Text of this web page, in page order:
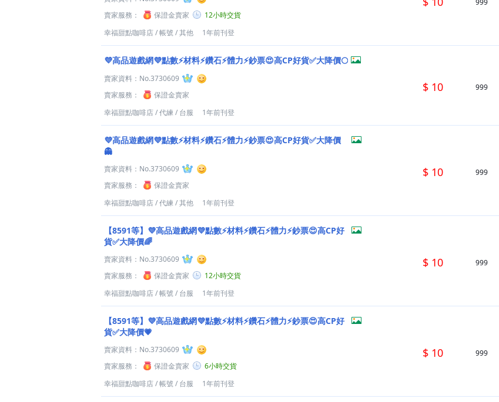
賣家服務：
保證金賣家
12小時交貨
幸福甜點咖啡店/帳號/其他 1年前刊登
💜高品遊戲網💜點數⚡材料⚡鑽石⚡體力⚡鈔票😍高CP好貨✅大降價🌕
賣家資料： No.3730609
賣家服務：
保證金賣家
幸福甜點咖啡店/代練 / 台服 1年前刊登
$ 10 999
💜高品遊戲網💜點數⚡材料⚡鑽石⚡體力⚡鈔票😍高CP好貨✅大降價
👻
賣家資料： No.3730609
賣家服務：
保證金賣家
幸福甜點咖啡店/代練 /其他 1年前刊登
$ 10 999
【8591等】💜高品遊戲網💜點數⚡材料⚡鑽石⚡體力⚡鈔票😍高CP好
貨✅大降價🌈
賣家資料： No.3730609
賣家服務：
保證金賣家
12小時交貨
幸福甜點咖啡店/帳號/ 台服 1年前刊登
$ 10 999
【8591等】💜高品遊戲網💜點數⚡材料⚡鑽石⚡體力⚡鈔票😍高CP好
貨✅大降價💗
賣家資料： No.3730609
賣家服務：
保證金賣家
6小時交貨
幸福甜點咖啡店/帳號/ 台服 1年前刊登
$ 10 999